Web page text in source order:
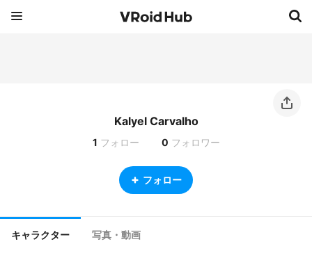
Kalyel Carvalho
1 フォロー 0 フォロワー
フォロー
キャラクター 写真・動画